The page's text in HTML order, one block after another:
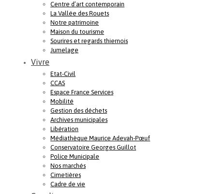
Centre d’art contemporain
La Vallée des Rouets
Notre patrimoine
Maison du tourisme
Sourires et regards thiernois
Jumelage
Vivre
Etat-Civil
CCAS
Espace France Services
Mobilité
Gestion des déchets
Archives municipales
Libération
Médiathèque Maurice Adevah-Pœuf
Conservatoire Georges Guillot
Police Municipale
Nos marchés
Cimetières
Cadre de vie